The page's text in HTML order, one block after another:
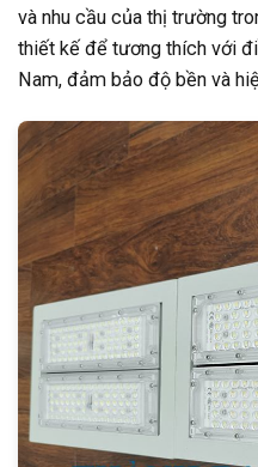
và nhu cầu của thị trường
thiết kế để tương thích với
Nam, đảm bảo độ bền và